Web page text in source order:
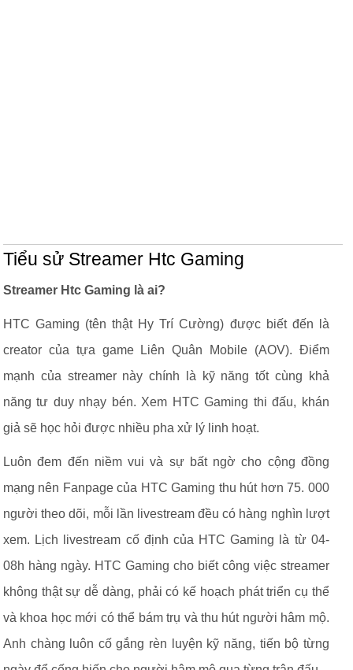
Tiểu sử Streamer Htc Gaming
Streamer Htc Gaming là ai?
HTC Gaming (tên thật Hy Trí Cường) được biết đến là
creator của tựa game Liên Quân Mobile (AOV). Điểm
mạnh của streamer này chính là kỹ năng tốt cùng khả
năng tư duy nhạy bén. Xem HTC Gaming thi đấu, khán
giả sẽ học hỏi được nhiều pha xử lý linh hoạt.
Luôn đem đến niềm vui và sự bất ngờ cho cộng đồng
mạng nên Fanpage của HTC Gaming thu hút hơn 75. 000
người theo dõi, mỗi lần livestream đều có hàng nghìn lượt
xem. Lịch livestream cố định của HTC Gaming là từ 04-
08h hàng ngày. HTC Gaming cho biết công việc streamer
không thật sự dễ dàng, phải có kế hoạch phát triển cụ thể
và khoa học mới có thể bám trụ và thu hút người hâm mộ.
Anh chàng luôn cố gắng rèn luyện kỹ năng, tiến bộ từng